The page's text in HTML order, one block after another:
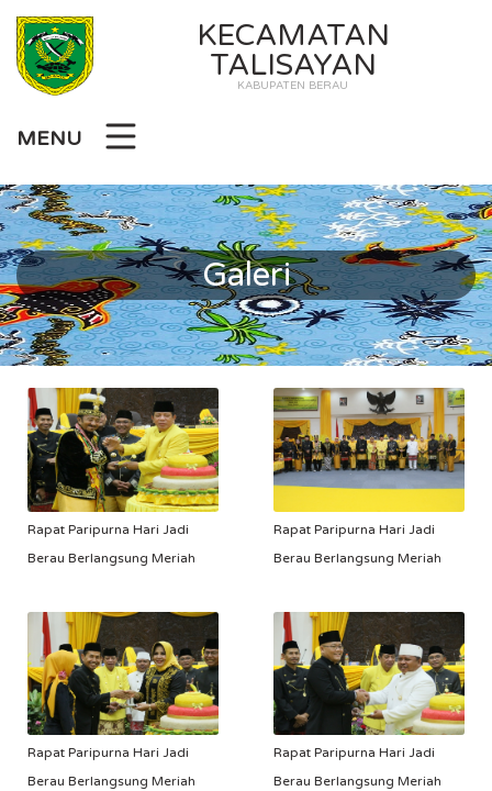
KECAMATAN
TALISAYAN
KABUPATEN BERAU
MENU
Galeri
Rapat Paripurna Hari Jadi
Berau Berlangsung Meriah
Rapat Paripurna Hari Jadi
Berau Berlangsung Meriah
Rapat Paripurna Hari Jadi
Berau Berlangsung Meriah
Rapat Paripurna Hari Jadi
Berau Berlangsung Meriah